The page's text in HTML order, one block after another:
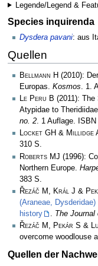
Legende/Legend &
Species inquirenda
Dysdera pavani: aus
Quellen
Bellmann H (2010):
Europas. Kosmos. 1.
Le Peru B (2011):
Atypidae to
no. 2. 1 Auflage. ISBN
Locket GH & Millidge
310 S.
Roberts MJ (1996):
Northern Europe.
383 S.
Řezáč M, Král J &
(Araneae,
history
. The
Řezáč M, Pekár S &
overcome woodlouse
Quellen der